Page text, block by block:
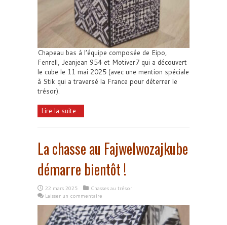
Chapeau bas à l’équipe composée de Eipo,
Fenrell, Jeanjean 954 et Motiver7 qui a découvert
le cube le 11 mai 2025 (avec une mention spéciale
à Stik qui a traversé la France pour déterrer le
trésor).
Lire la suite...
La chasse au Fajwelwozajkube
démarre bientôt !
22 mars 2025
Chasses au trésor
Laisser un commentaire